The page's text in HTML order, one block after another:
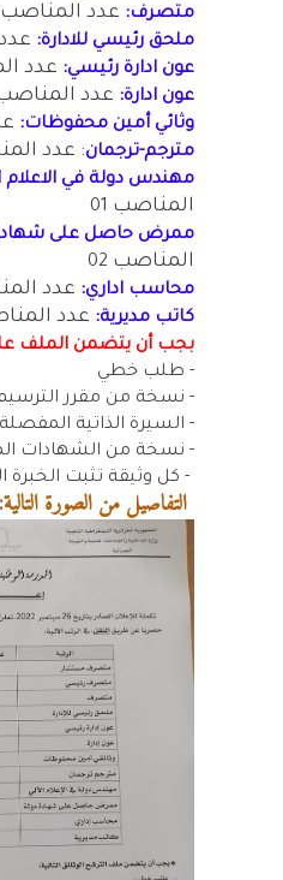
متصرف: عدد المناصب
ملحق رئيسي للادارة:
عون ادارة رئيسي: عدد
عون ادارة: عدد
وثائي أمين محفوظات:
مترجم-ترجمان: عدد
مهندس دولة في الاعلام
المناصب
ممرض حاصل على شهادة
المناصب
محاسب اداري: عدد
كاتب مديرية: عدد
بجب أن يتضمن الملف على
- طلب خطي
- نسخة من مقرر
- السيرة الذاتية المفصلة
- نسخة من الشهادات
- كل وثيقة تثبت الخبرة
التفاصيل من الصورة التالية: